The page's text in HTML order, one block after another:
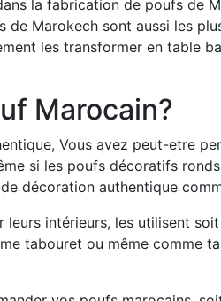
la fabrication de poufs de
Marokech sont aussi les
les transformer en table
Marocain?
Vous avez peut-etre
si les poufs décoratifs
décoration authentique
intérieurs, les utilisent
tabouret ou même comme